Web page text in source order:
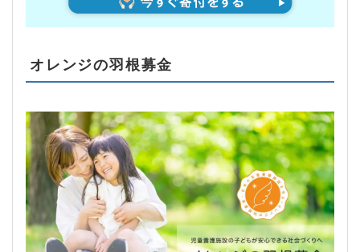
オレンジの羽根募金